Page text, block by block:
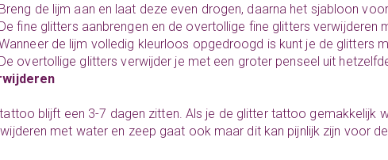
Breng de lijm aan en laat deze even drogen, daarna het sjabloon
Define glitters aanbrengen en de overtollige fine glitters verwijderen
de lijm volledig kleurloos opgedroogd is kunt je de glitters
De overtollige glitters verwijder je met een groter penseel uit
blijft een 3-7 dagen zitten. Als je de glitter tattoo gemakkelijk
met water en zeep gaat ook maar dit kan pijnlijk zijn voor